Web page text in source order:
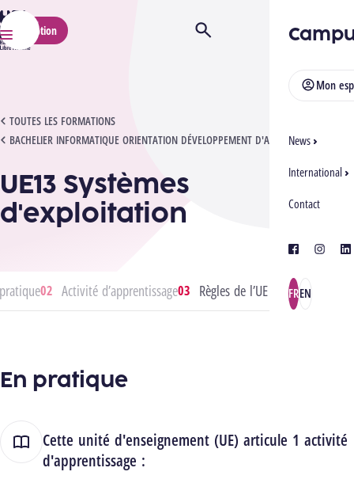
HELMo
Menu
Mon
News
International
Contact
facebook
FREN
Inscription Ouvrir/Fermer la recherche
TOUTES LES FORMATIONS
BACHELIER INFORMATIQUE ORIENTATION DÉVELOPPEMENT D'APPLICATIONS
UE13 SYSTÈMES D'EXPLOITATION
UE13 Systèmes
d'exploitation
Activité d’apprentissage Règles de l’UE
En pratique
Cette unité d'enseignement (UE) articule 1 activité
d'apprentissage :